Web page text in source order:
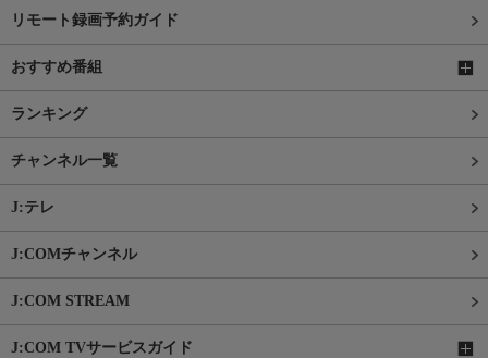
リモート録画予約ガイド
おすすめ番組
ランキング
チャンネル一覧
J:テレ
J:COMチャンネル
J:COM STREAM
J:COM TVサービスガイド